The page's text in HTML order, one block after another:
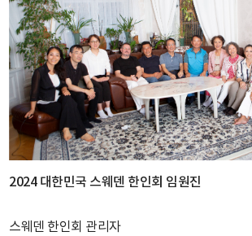
2024 대한민국 스웨덴 한인회 임원진
스웨덴 한인회 관리자